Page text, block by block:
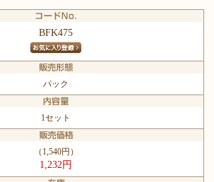
BFK475
パック
1セット
（1,540円）
1,232円